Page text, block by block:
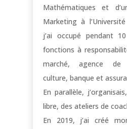
Mathématiques et
Marketing à
j’ai occupé pendant
fonctions à
marché, agence de
culture, banque et
En parallèle,
libre, des ateliers de
En 2019, j’ai créé